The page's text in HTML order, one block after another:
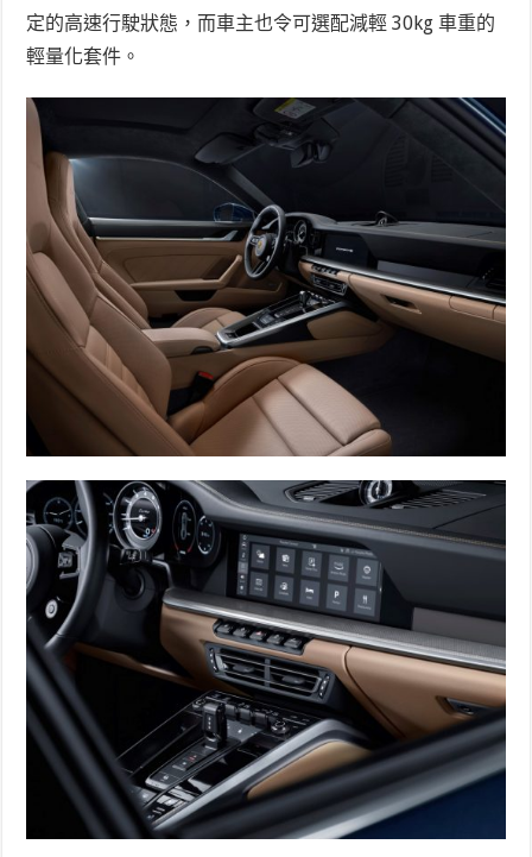
定的高速行駛狀態，而車主也令可選配減輕 30kg 車重的
輕量化套件。